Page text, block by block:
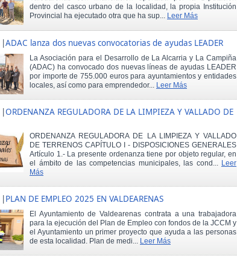
dentro del casco urbano de la localidad, la propia Institución
Provincial ha ejecutado otra que ha sup... Leer Más
|ADAC lanza dos nuevas convocatorias de ayudas LEADER
La Asociación para el Desarrollo de La Alcarria y La Campiña
(ADAC) ha convocado dos nuevas líneas de ayudas LEADER
por importe de 755.000 euros para ayuntamientos y entidades
locales, así como para emprendedor... Leer Más
|ORDENANZA REGULADORA DE LA LIMPIEZA Y VALLADO DE
ORDENANZA REGULADORA DE LA LIMPIEZA Y VALLADO
DE TERRENOS CAPÍTULO I - DISPOSICIONES GENERALES
Artículo 1.- La presente ordenanza tiene por objeto regular, en
el ámbito de las competencias municipales, las cond... Leer
Más
|PLAN DE EMPLEO 2025 EN VALDEARENAS
El Ayuntamiento de Valdearenas contrata a una trabajadora
para la ejecución del Plan de Empleo con fondos de la JCCM y
el Ayuntamiento un primer proyecto que ayuda a las personas
de esta localidad. Plan de medi... Leer Más